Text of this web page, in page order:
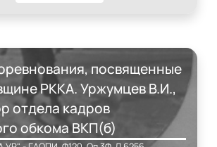
посвященные
РККА. Уржумцев В.И.,
отдела кадров
обкома ВКП(б)